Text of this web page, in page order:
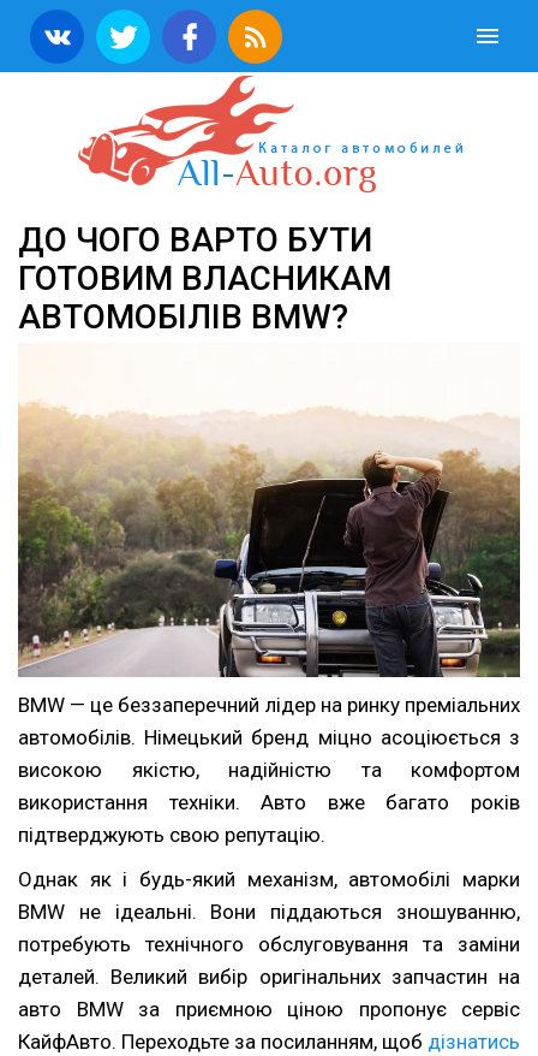
ДО ЧОГО ВАРТО БУТИ
ГОТОВИМ ВЛАСНИКАМ
АВТОМОБІЛІВ BMW?
BMW — це беззаперечний лідер на ринку преміальних
автомобілів. Німецький бренд міцно асоціюється з
високою якістю, надійністю та комфортом
використання техніки. Авто вже багато років
підтверджують свою репутацію.
Однак як і будь-який механізм, автомобілі марки
BMW не ідеальні. Вони піддаються зношуванню,
потребують технічного обслуговування та заміни
деталей. Великий вибір оригінальних запчастин на
авто BMW за приємною ціною пропонує сервіс
КайфАвто. Переходьте за посиланням, щоб дізнатись